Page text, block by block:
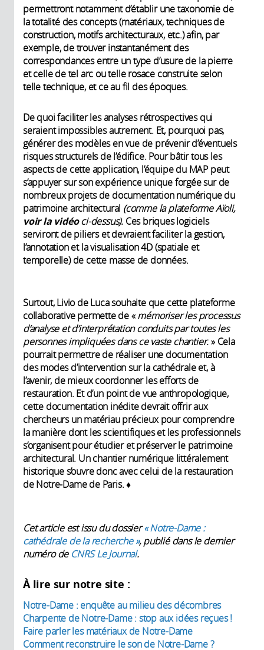
Année de
production:
2019
Durée:4'04"
Producteur:
permettront notamment d’établir une taxonomie de
la totalité des concepts (matériaux, techniques de
construction, motifs architecturaux, etc.) afin, par
exemple, de trouver instantanément des
correspondances entre un type d’usure de la pierre
et celle de tel arc ou telle rosace construite selon
telle technique, et ce au fil des époques.
De quoi faciliter les analyses rétrospectives qui
seraient impossibles autrement. Et, pourquoi pas,
générer des modèles en vue de prévenir d’éventuels
risques structurels de l’édifice. Pour bâtir tous les
aspects de cette application, l’équipe du MAP peut
s’appuyer sur son expérience unique forgée sur de
nombreux projets de documentation numérique du
patrimoine architectural (comme la plateforme Aïoli,
voir la vidéoci-dessus). Ces briques logiciels
serviront de piliers et devraient faciliter la gestion,
l’annotation et la visualisation 4D (spatiale et
temporelle) de cette masse de données.
Surtout, Livio de Luca souhaite que cette plateforme
collaborative permette de «mémoriser les processus
d’analyse et d’interprétation conduits par toutes les
personnes impliquées dans ce vaste chantier.» Cela
pourrait permettre de réaliser une documentation
des modes d’intervention sur la cathédrale et, à
l’avenir, de mieux coordonner les efforts de
restauration. Et d’un point de vue anthropologique,
cette documentation inédite devrait offrir aux
chercheurs un matériau précieux pour comprendre
la manière dont les scientifiques et les professionnels
s’organisent pour étudier et préserver le patrimoine
architectural. Un chantier numérique littéralement
historique s’ouvre donc avec celui de la restauration
de Notre-Dame de Paris. ♦
Cet article est issu du dossier« Notre-Dame :
cathédrale de la recherche », publié dans le dernier
numéro de CNRS Le Journal.
À lire sur notre site :
Notre-Dame : enquête au milieu des décombres
Charpente de Notre-Dame : stop aux idées reçues !
Faire parler les matériaux de Notre-Dame
Comment reconstruire le son de Notre-Dame ?